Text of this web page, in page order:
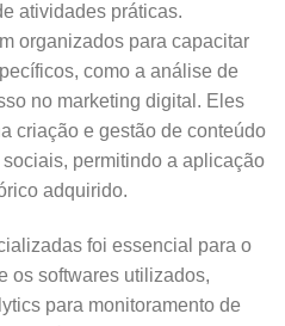
atividades práticas.
organizados para capacitar
como a análise de
no marketing digital. Eles
criação e gestão de conteúdo
permitindo a aplicação
adquirido.
foi essencial para o
os softwares utilizados,
para monitoramento de